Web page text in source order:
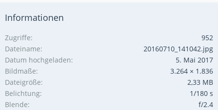
Informationen
Zugriffe
952
Dateiname
20160710_141042.jpg
Datum hochgeladen
5. Mai 2017
Bildmaße
3.264 × 1.836
Dateigröße
2,33 MB
Belichtung
1/180 s
Blende
f/2.4